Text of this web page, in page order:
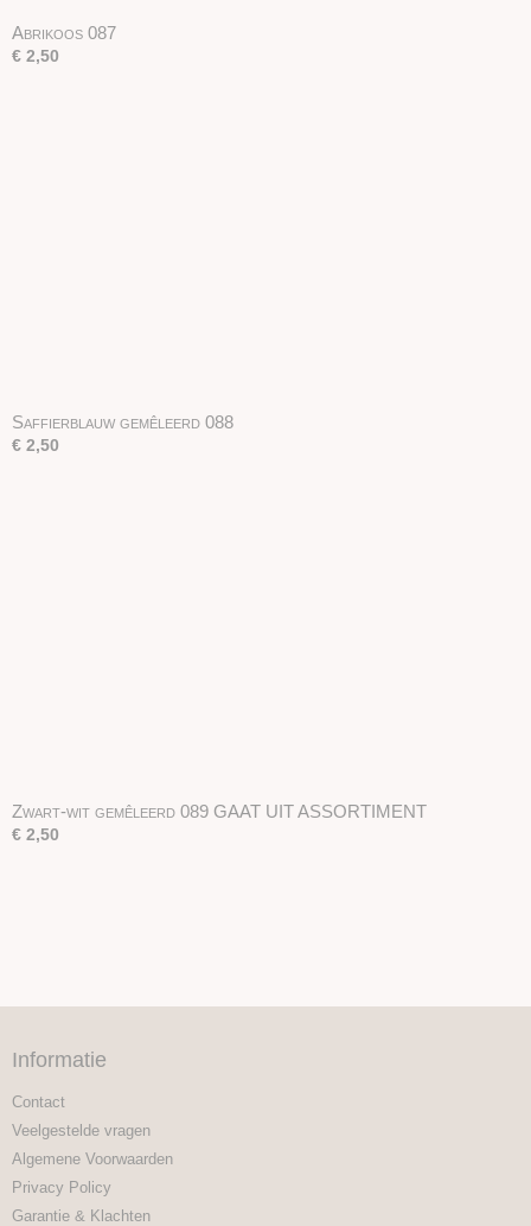
Abrikoos 087
€ 2,50
Saffierblauw gemêleerd 088
€ 2,50
Zwart-wit gemêleerd 089 GAAT UIT ASSORTIMENT
€ 2,50
Informatie
Contact
Veelgestelde vragen
Algemene Voorwaarden
Privacy Policy
Garantie & Klachten